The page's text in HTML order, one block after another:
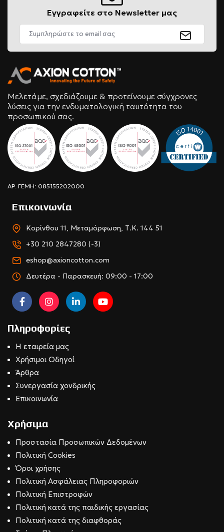
Εγγραφείτε στο Newsletter μας
Μελετάμε, σχεδιάζουμε & προτείνουμε σύγχρονες
λύσεις για την ενδυματολογική ταυτότητα του
προσωπικού σας.
ΑΡ. ΓΕΜΗ: 085155202000
Επικοινωνία
Κορίνθου 11, Μεταμόρφωση, Τ.Κ. 144 51
+30 210 2847280 (-3)
eshop@axioncotton.com
Δευτέρα - Παρασκευή: 09:00 - 17:00
Πληροφορίες
Η εταιρεία μας
Χρήσιμοι Οδηγοί
Άρθρα
Συνεργασία χονδρικής
Επικοινωνία
Χρήσιμα
Προστασία Προσωπικών Δεδομένων
Πολιτική Cookies
Όροι χρήσης
Πολιτική Ασφάλειας Πληροφοριών
Πολιτική Επιστροφών
Πολιτική κατά της παιδικής εργασίας
Πολιτική κατά της διαφθοράς